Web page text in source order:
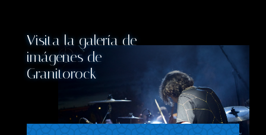
Visita la galería de
imágenes de
Granitorock